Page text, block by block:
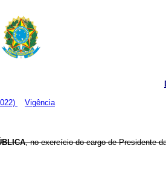
Vigência
, no exercício do cargo de Presidente